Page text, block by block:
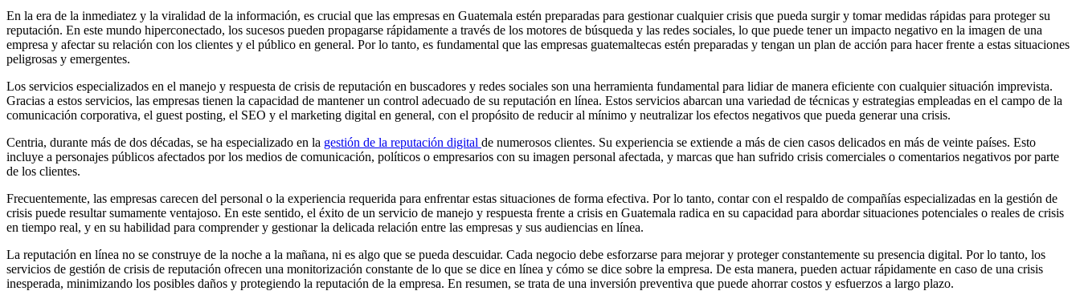
En la era de la inmediatez y la viralidad de la información, es crucial que las empresas en Guatemala estén preparadas para gestionar cualquier crisis que pueda surgir y tomar medidas rápidas para proteger su
reputación. En este mundo hiperconectado, los sucesos pueden propagarse rápidamente a través de los motores de búsqueda y las redes sociales, lo que puede tener un impacto negativo en la imagen de una
empresa y afectar su relación con los clientes y el público en general. Por lo tanto, es fundamental que las empresas guatemaltecas estén preparadas y tengan un plan de acción para hacer frente a estas situaciones
peligrosas y emergentes.
Los servicios especializados en el manejo y respuesta de crisis de reputación en buscadores y redes sociales son una herramienta fundamental para lidiar de manera eficiente con cualquier situación imprevista.
Gracias a estos servicios, las empresas tienen la capacidad de mantener un control adecuado de su reputación en línea. Estos servicios abarcan una variedad de técnicas y estrategias empleadas en el campo de la
comunicación corporativa, el guest posting, el SEO y el marketing digital en general, con el propósito de reducir al mínimo y neutralizar los efectos negativos que pueda generar una crisis.
Centria, durante más de dos décadas, se ha especializado en la gestión de la reputación digital de numerosos clientes. Su experiencia se extiende a más de cien casos delicados en más de veinte países. Esto
incluye a personajes públicos afectados por los medios de comunicación, políticos o empresarios con su imagen personal afectada, y marcas que han sufrido crisis comerciales o comentarios negativos por parte
de los clientes.
Frecuentemente, las empresas carecen del personal o la experiencia requerida para enfrentar estas situaciones de forma efectiva. Por lo tanto, contar con el respaldo de compañías especializadas en la gestión de
crisis puede resultar sumamente ventajoso. En este sentido, el éxito de un servicio de manejo y respuesta frente a crisis en Guatemala radica en su capacidad para abordar situaciones potenciales o reales de crisis
en tiempo real, y en su habilidad para comprender y gestionar la delicada relación entre las empresas y sus audiencias en línea.
La reputación en línea no se construye de la noche a la mañana, ni es algo que se pueda descuidar. Cada negocio debe esforzarse para mejorar y proteger constantemente su presencia digital. Por lo tanto, los
servicios de gestión de crisis de reputación ofrecen una monitorización constante de lo que se dice en línea y cómo se dice sobre la empresa. De esta manera, pueden actuar rápidamente en caso de una crisis
inesperada, minimizando los posibles daños y protegiendo la reputación de la empresa. En resumen, se trata de una inversión preventiva que puede ahorrar costos y esfuerzos a largo plazo.